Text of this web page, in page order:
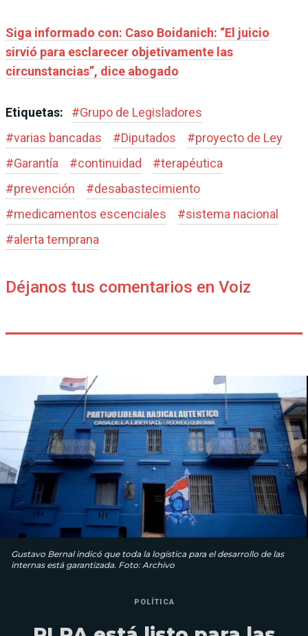
Siga informado con: Caso Boidanich: “El juicio
sirvió para esclarecer objetivamente las
circunstancias”, dice abogado
Etiquetas: #Grupo de Legisladores
#varias bancadas #Diputados #proyecto de Ley
#Garantía #continuidad #terapéutica
#prevención #desabastecimiento
#medicamentos escenciales #sistema nacional
#alerta temprana
Déjanos tus comentarios en Voiz
Gustavo Bernal indicó que toda la logística para el desarrollo de las
internas está garantizada. Foto: Archivo
POLÍTICA